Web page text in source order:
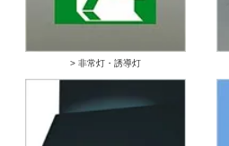
> 非常灯・誘導灯